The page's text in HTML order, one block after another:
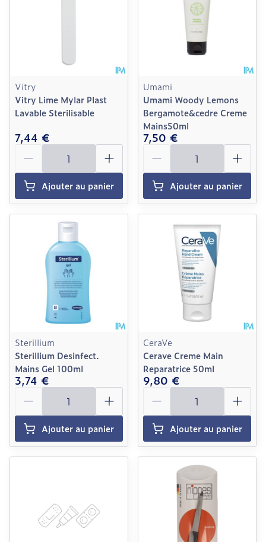
Vitry
Vitry Lime Mylar Plast
Lavable Sterilisable
7,44 €
Quantité
Ajouter au panier
Umami
Umami Woody Lemons
Bergamote&cedre Creme
Mains50ml
7,50 €
Quantité
Ajouter au panier
Sterillium
Sterillium Desinfect.
Mains Gel 100ml
3,74 €
Quantité
Ajouter au panier
CeraVe
Cerave Creme Main
Reparatrice 50ml
9,80 €
Quantité
Ajouter au panier